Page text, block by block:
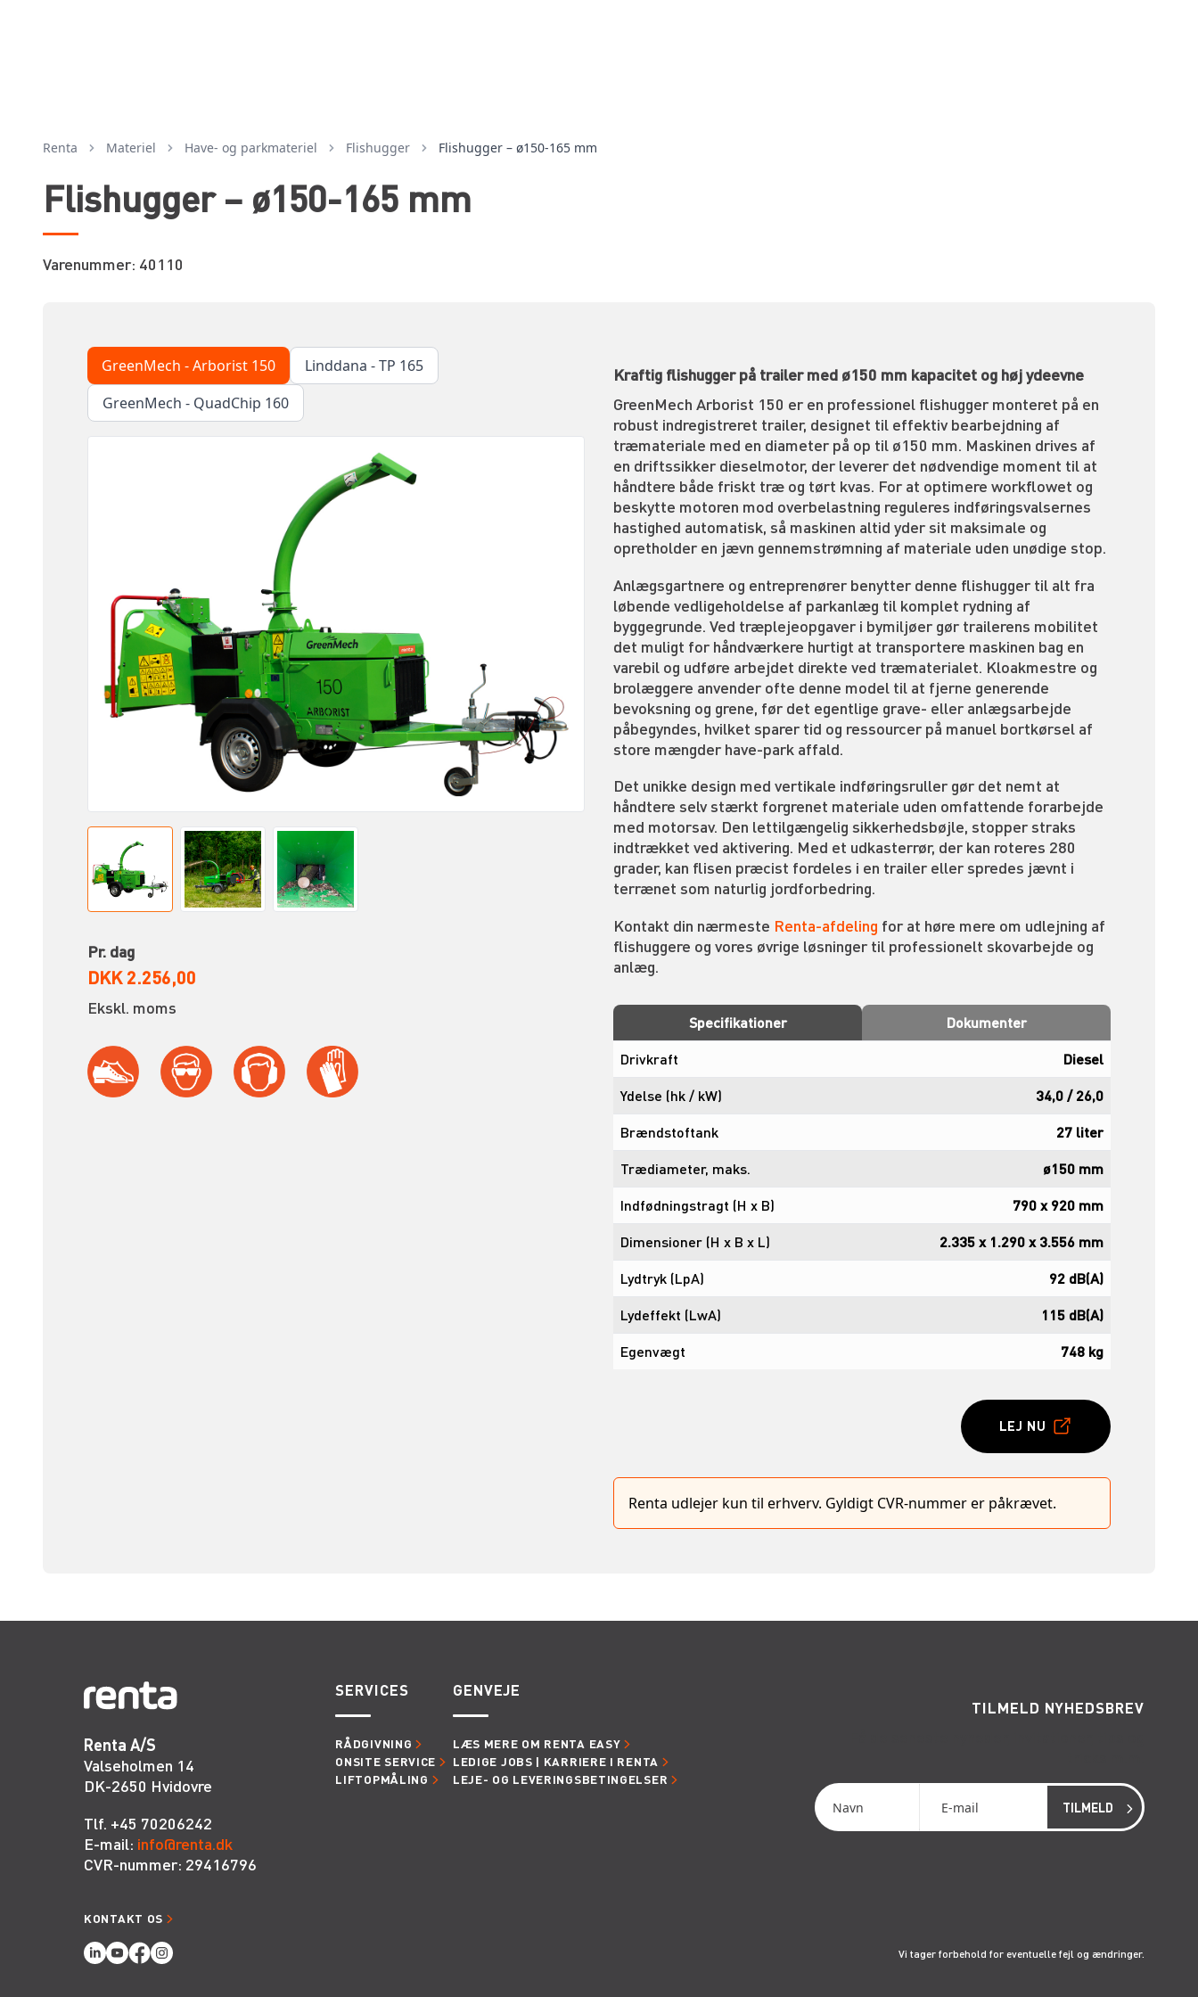
Renta Materiel have- og parkmateriel flishugger Flishugger – ø150-165 mm
Flishugger – ø150-165 mm
Varenummer: 40110
GreenMech - Arborist 150
Linddana - TP 165
GreenMech - QuadChip 160
Pr. dag
DKK 2.256,00
Ekskl. moms
Kraftig flishugger på trailer med ø150 mm kapacitet og høj ydeevne
GreenMech Arborist 150 er en professionel flishugger monteret på en
robust indregistreret trailer, designet til effektiv bearbejdning af
træmateriale med en diameter på op til ø150 mm. Maskinen drives af
en driftssikker dieselmotor, der leverer det nødvendige moment til at
håndtere både friskt træ og tørt kvas. For at optimere workflowet og
beskytte motoren mod overbelastning reguleres indføringsvalsernes
hastighed automatisk, så maskinen altid yder sit maksimale og
opretholder en jævn gennemstrømning af materiale uden unødige stop.
Anlægsgartnere og entreprenører benytter denne flishugger til alt fra
løbende vedligeholdelse af parkanlæg til komplet rydning af
byggegrunde. Ved træplejeopgaver i bymiljøer gør trailerens mobilitet
det muligt for håndværkere hurtigt at transportere maskinen bag en
varebil og udføre arbejdet direkte ved træmaterialet. Kloakmestre og
brolæggere anvender ofte denne model til at fjerne generende
bevoksning og grene, før det egentlige grave- eller anlægsarbejde
påbegyndes, hvilket sparer tid og ressourcer på manuel bortkørsel af
store mængder have-park affald.
Det unikke design med vertikale indføringsruller gør det nemt at
håndtere selv stærkt forgrenet materiale uden omfattende forarbejde
med motorsav. Den lettilgængelig sikkerhedsbøjle, stopper straks
indtrækket ved aktivering. Med et udkasterrør, der kan roteres 280
grader, kan flisen præcist fordeles i en trailer eller spredes jævnt i
terrænet som naturlig jordforbedring.
Kontakt din nærmeste Renta-afdeling for at høre mere om udlejning af
flishuggere og vores øvrige løsninger til professionelt skovarbejde og
anlæg.
Specifikationer
Dokumenter
Drivkraft
Diesel
Ydelse (hk / kW)
34,0 / 26,0
Brændstoftank
27 liter
Trædiameter, maks.
ø150 mm
Indfødningstragt (H x B)
790 x 920 mm
Dimensioner (H x B x L)
2.335 x 1.290 x 3.556 mm
Lydtryk (LpA)
92 dB(A)
Lydeffekt (LwA)
115 dB(A)
Egenvægt
748 kg
LEJ NU
Renta udlejer kun til erhverv. Gyldigt CVR-nummer er påkrævet.
Renta A/S
Valseholmen 14
DK-2650 Hvidovre
Tlf. +45 70206242
E-mail: info@renta.dk
CVR-nummer: 29416796
KONTAKT OS
SERVICES
RÅDGIVNING
ONSITE SERVICE
LIFTOPMÅLING
GENVEJE
LÆS MERE OM RENTA EASY
LEDIGE JOBS | KARRIERE I RENTA
LEJE- OG LEVERINGSBETINGELSER
TILMELD NYHEDSBREV
Vi tager forbehold for eventuelle fejl og ændringer.